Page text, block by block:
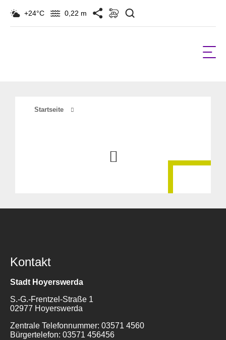
+24°C 0,22 m
Startseite
Kontakt
Stadt Hoyerswerda
S.-G.-Frentzel-Straße 1
02977 Hoyerswerda
Zentrale Telefonnummer: 03571 4560
Bürgertelefon: 03571 456456